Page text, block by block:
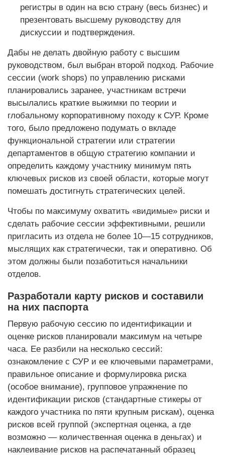
регистры в один на всю страну (весь бизнес) и
презентовать высшему руководству для
дискуссии и подтверждения.
Дабы не делать двойную работу с высшим
руководством, был выбран второй подход. Рабочие
сессии (work shops) по управлению рисками
планировались заранее, участникам встречи
высылались краткие выжимки по теории и
глобальному корпоративному походу к СУР. Кроме
того, было предложено подумать о вкладе
функциональной стратегии или стратегии
департаментов в общую стратегию компании и
определить каждому участнику минимум пять
ключевых рисков из своей области, которые могут
помешать достигнуть стратегических целей.
Чтобы по максимуму охватить «видимые» риски и
сделать рабочие сессии эффективными, решили
пригласить из отдела не более 10—15 сотрудников,
мыслящих как стратегически, так и оперативно. Об
этом должны были позаботиться начальники
отделов.
Разработали карту рисков и составили
на них паспорта
Первую рабочую сессию по идентификации и
оценке рисков планировали максимум на четыре
часа. Ее разбили на несколько сессий:
ознакомление с СУР и ее ключевыми параметрами,
правильное описание и формулировка риска
(особое внимание), групповое упражнение по
идентификации рисков (стандартные стикеры от
каждого участника по пяти крупным рискам), оценка
рисков всей группой (экспертная оценка, а где
возможно — количественная оценка в деньгах) и
наклеивание рисков на распечатанный образец